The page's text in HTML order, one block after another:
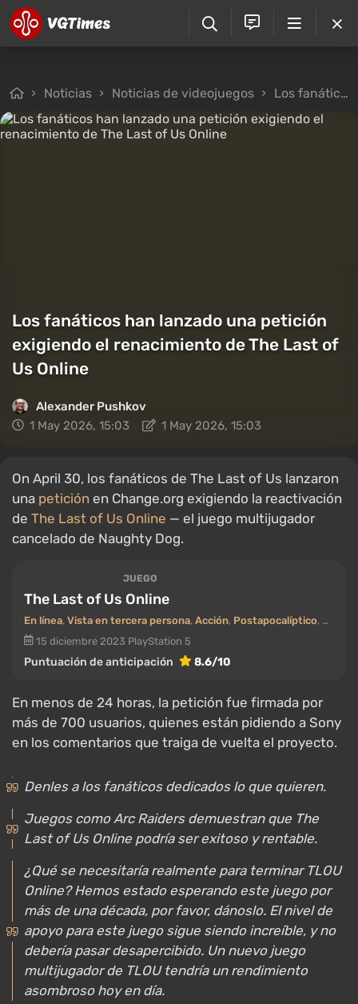
Noticias Noticias de videojuegos Los fanáticos han lanzado una petición exigiendo el renacimiento de The Last of Us Online
Los fanáticos han lanzado una petición
exigiendo el renacimiento de The Last of
Us Online
Alexander Pushkov
1 May 2026, 15:03
1 May 2026, 15:03
On April 30, los fanáticos de The Last of Us lanzaron
una petición en Change.org exigiendo la reactivación
de The Last of Us Online — el juego multijugador
cancelado de Naughty Dog.
JUEGO
The Last of Us Online
En línea, Vista en tercera persona, Acción, Postapocalíptico, Zombis
15 diciembre 2023 PlayStation 5
Puntuación de anticipación 8.6/10
En menos de 24 horas, la petición fue firmada por
más de 700 usuarios, quienes están pidiendo a Sony
en los comentarios que traiga de vuelta el proyecto.
Denles a los fanáticos dedicados lo que quieren.
Juegos como Arc Raiders demuestran que The
Last of Us Online podría ser exitoso y rentable.
¿Qué se necesitaría realmente para terminar TLOU
Online? Hemos estado esperando este juego por
más de una década, por favor, dánoslo. El nivel de
apoyo para este juego sigue siendo increíble, y no
debería pasar desapercibido. Un nuevo juego
multijugador de TLOU tendría un rendimiento
asombroso hoy en día.